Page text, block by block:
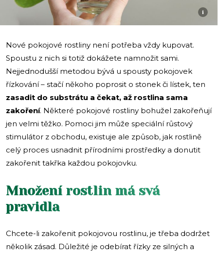
i
Nové pokojové rostliny není potřeba vždy kupovat.
Spoustu z nich si totiž dokážete namnožit sami.
Nejjednodušší metodou bývá u spousty pokojovek
řízkování – stačí někoho poprosit o stonek či lístek, ten
zasadit do substrátu a čekat, až rostlina sama
zakoření. Některé pokojové rostliny bohužel zakořeňují
jen velmi těžko. Pomoci jim může speciální růstový
stimulátor z obchodu, existuje ale způsob, jak rostlině
celý proces usnadnit přírodními prostředky a donutit
zakořenit takřka každou pokojovku.
Množení rostlin má svá
pravidla
Chcete-li zakořenit pokojovou rostlinu, je třeba dodržet
několik zásad. Důležité je odebírat řízky ze silných a